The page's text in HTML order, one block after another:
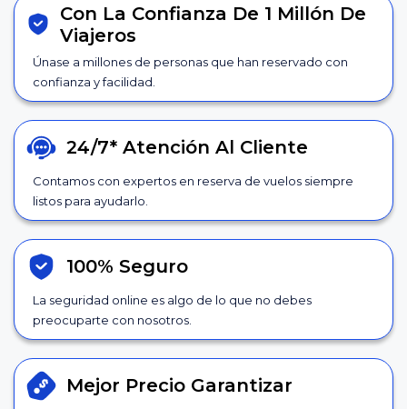
Con La Confianza De 1 Millón De
Viajeros
Únase a millones de personas que han reservado con
confianza y facilidad.
24/7* Atención Al Cliente
Contamos con expertos en reserva de vuelos siempre
listos para ayudarlo.
100% Seguro
La seguridad online es algo de lo que no debes
preocuparte con nosotros.
Mejor Precio Garantizar